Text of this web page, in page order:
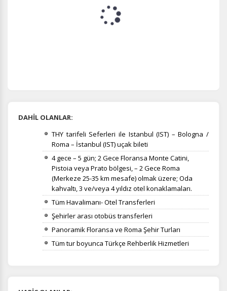
DAHİL OLANLAR:
THY tarifeli Seferleri ile Istanbul (IST) – Bologna /
Roma – İstanbul (IST) uçak bileti
4 gece – 5 gün; 2 Gece Floransa Monte Catini,
Pistoia veya Prato bölgesi, – 2 Gece Roma
(Merkeze 25-35 km mesafe) olmak üzere; Oda
kahvaltı, 3 ve/veya 4 yıldız otel konaklamaları.
Tüm Havalimanı- Otel Transferleri
Şehirler arası otobüs transferleri
Panoramik Floransa ve Roma Şehir Turları
Tüm tur boyunca Türkçe Rehberlik Hizmetleri